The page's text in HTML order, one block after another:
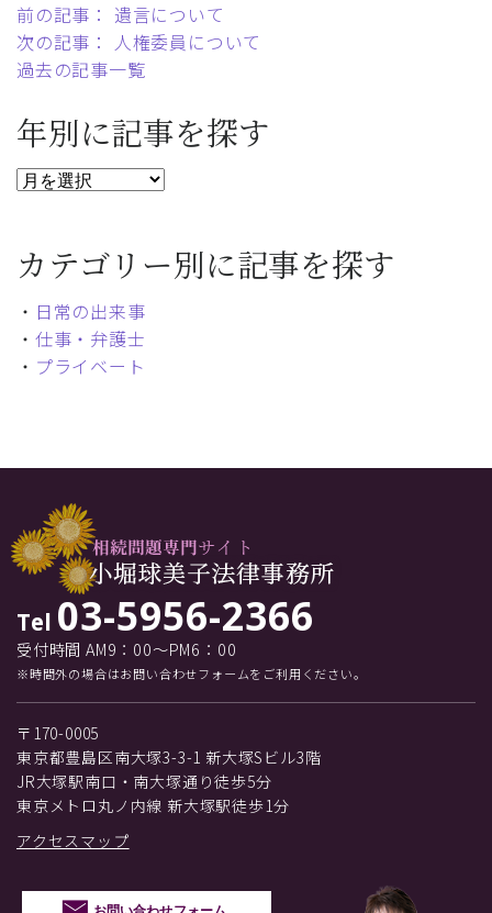
前の記事： 遺言について
次の記事： 人権委員について
過去の記事一覧
年別に記事を探す
カテゴリー別に記事を探す
・ 日常の出来事
・ 仕事・弁護士
・ プライベート
Tel 03-5956-2366
受付時間 AM9：00～PM6：00
※時間外の場合はお問い合わせフォームをご利用ください。
〒170-0005
東京都豊島区南大塚3-3-1 新大塚Sビル3階
JR大塚駅南口・南大塚通り徒歩5分
東京メトロ丸ノ内線 新大塚駅徒歩1分
アクセスマップ